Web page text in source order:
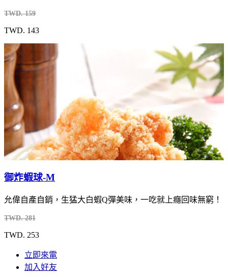
TWD. 159
TWD. 143
御炸蝦球-M
允偉自產自銷，生猛大白蝦Q彈美味，一吃就上癮回味無窮！
TWD. 281
TWD. 253
立即來電
加入好友